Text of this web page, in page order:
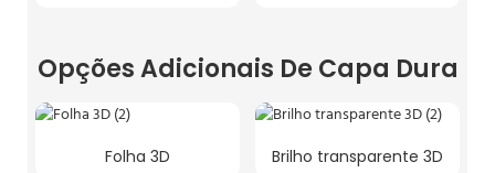
Opções Adicionais De Capa Dura
Folha 3D Brilho transparente 3D